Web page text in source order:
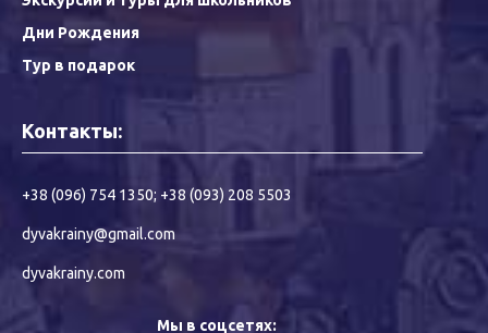
Дни Рождения
Тур в подарок
Контакты:
+38 (096) 754 1350; +38 (093) 208 5503
dyvakrainy@gmail.com
dyvakrainy.com
Мы в соцсетях: